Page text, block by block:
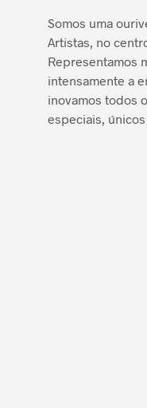
Somos uma
Artistas, no
Representamos
intensamente a
inovamos todos
especiais,